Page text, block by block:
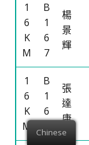
1
6
K
M
B
1
6
7
楊
景
輝
1
6
K
M
B
1
6
張
達
康
Chinese